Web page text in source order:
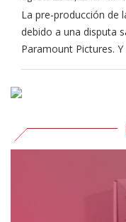
La pre-producción de
debido a una disputa
Paramount Pictures.